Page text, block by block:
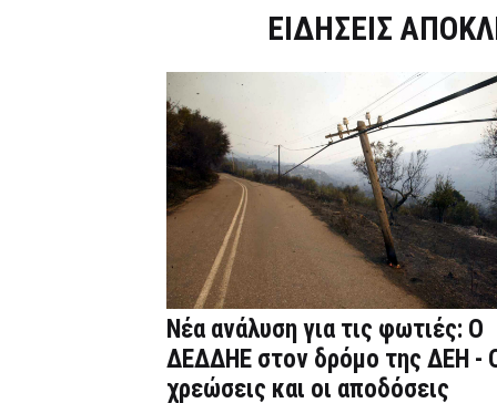
ΕΙΔΗΣΕΙΣ
Νέα ανάλυση για τις φωτιές: Ο
ΔΕΔΔΗΕ στον δρόμο της ΔΕΗ -
χρεώσεις και οι αποδόσεις